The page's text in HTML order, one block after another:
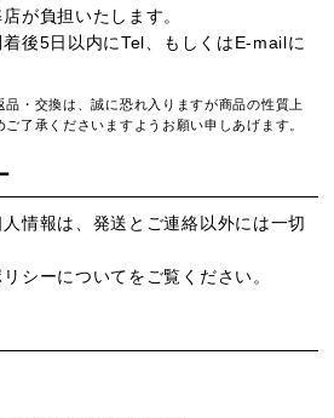
が負担いたします。
後5日以内にTel、もしくはE-mailに
・交換は、誠に恐れ入りますが商品の性質上
了承くださいますようお願い申しあげます。
情報は、発送とご連絡以外には一切
シーについてをご覧ください。